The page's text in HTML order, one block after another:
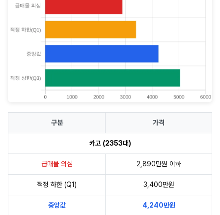
구분 가격
카고 (2353대)
급매물 의심 2,890만원 이하
적정 하한 (Q1) 3,400만원
중앙값 4,240만원